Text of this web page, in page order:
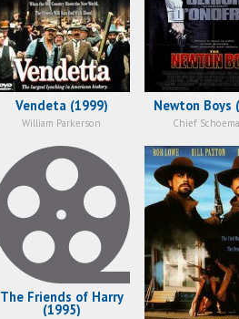
Vendeta (1999)
William Parkerson
Newton Boys
Chief
The Friends of Harry
(1995)